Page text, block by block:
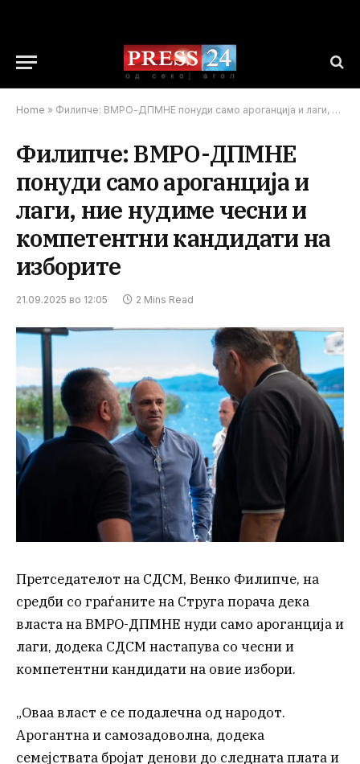
Home » Филипче: ВМРО-ДПМНЕ понуди само ароганција и лаги, ние нудиме чесни и компетентни кандидати на изборите
Филипче: ВМРО-ДПМНЕ
понуди само ароганција и
лаги, ние нудиме чесни и
компетентни кандидати на
изборите
21.09.2025 во 12:05 2 Mins Read
Претседателот на СДСМ, Венко Филипче, на
средби со граѓаните на Струга порача дека
власта на ВМРО-ДПМНЕ нуди само ароганција и
лаги, додека СДСМ настапува со чесни и
компетентни кандидати на овие избори.
„Оваа власт е се подалечна од народот.
Арогантна и самозадоволна, додека
семејствата бројат денови до следната плата и